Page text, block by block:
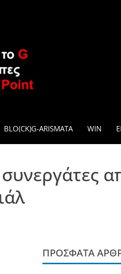
BLO(CK)G-ARISMATA WIN
ΠΡΌΣΦΑΤΑ